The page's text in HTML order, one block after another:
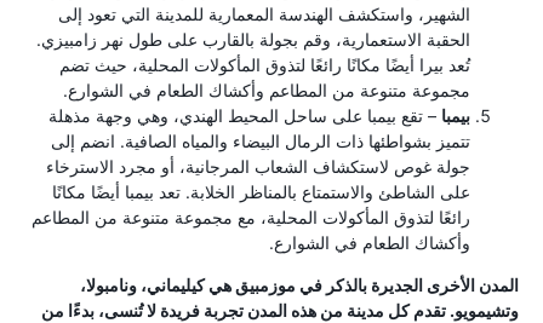
الشهير، واستكشف الهندسة المعمارية للمدينة التي تعود إلى
الحقبة الاستعمارية، وقم بجولة بالقارب على طول نهر زامبيزي.
تُعد بيرا أيضًا مكانًا رائعًا لتذوق المأكولات المحلية، حيث تضم
مجموعة متنوعة من المطاعم وأكشاك الطعام في الشوارع.
بيمبا – تقع بيمبا على ساحل المحيط الهندي، وهي وجهة مذهلة
تتميز بشواطئها ذات الرمال البيضاء والمياه الصافية. انضم إلى
جولة غوص لاستكشاف الشعاب المرجانية، أو مجرد الاسترخاء
على الشاطئ والاستمتاع بالمناظر الخلابة. تعد بيمبا أيضًا مكانًا
رائعًا لتذوق المأكولات المحلية، مع مجموعة متنوعة من المطاعم
وأكشاك الطعام في الشوارع.
المدن الأخرى الجديرة بالذكر في موزمبيق هي كيليماني، ونامبولا،
وتشيمويو. تقدم كل مدينة من هذه المدن تجربة فريدة لا تُنسى، بدءًا من